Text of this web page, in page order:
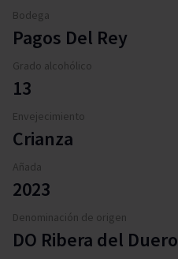
Bodega
Pagos Del Rey
Grado alcohólico
13
Envejecimiento
Crianza
Añada
2023
Denominación de origen
DO Ribera del Duero